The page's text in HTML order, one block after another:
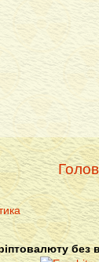
без